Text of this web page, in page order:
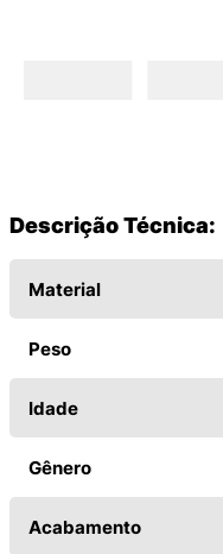
Descrição Técnica:
Material
Peso
Idade
Gênero
Acabamento